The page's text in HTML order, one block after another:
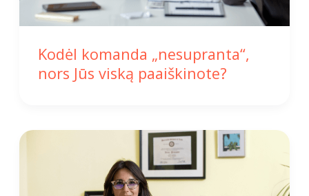
Kodėl komanda „nesupranta“,
nors Jūs viską paaiškinote?